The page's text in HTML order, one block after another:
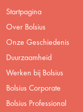
Startpagina
Over Bolsius
Onze Geschiedenis
Duurzaamheid
Werken bij Bolsius
Bolsius Corporate
Bolsius Professional